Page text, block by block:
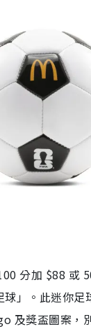
分加 $88 或
」。此迷你足
及獎盃圖案，